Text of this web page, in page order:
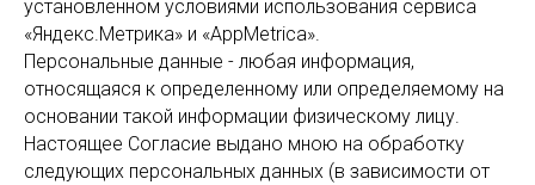
установленном условиями использования сервиса
«Яндекс.Метрика» и «AppMetrica».
Персональные данные - любая информация,
относящаяся к определенному или определяемому на
основании такой информации физическому лицу.
Настоящее Согласие выдано мною на обработку
следующих персональных данных (в зависимости от